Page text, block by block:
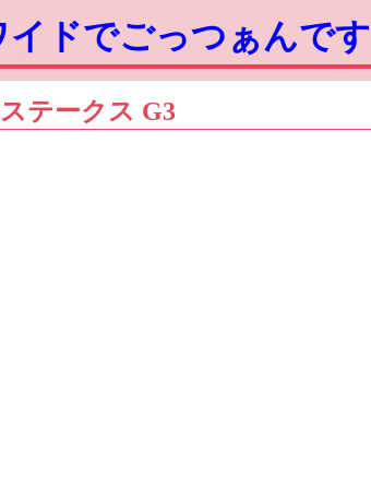
イドでごっつぁんです
テークス G3